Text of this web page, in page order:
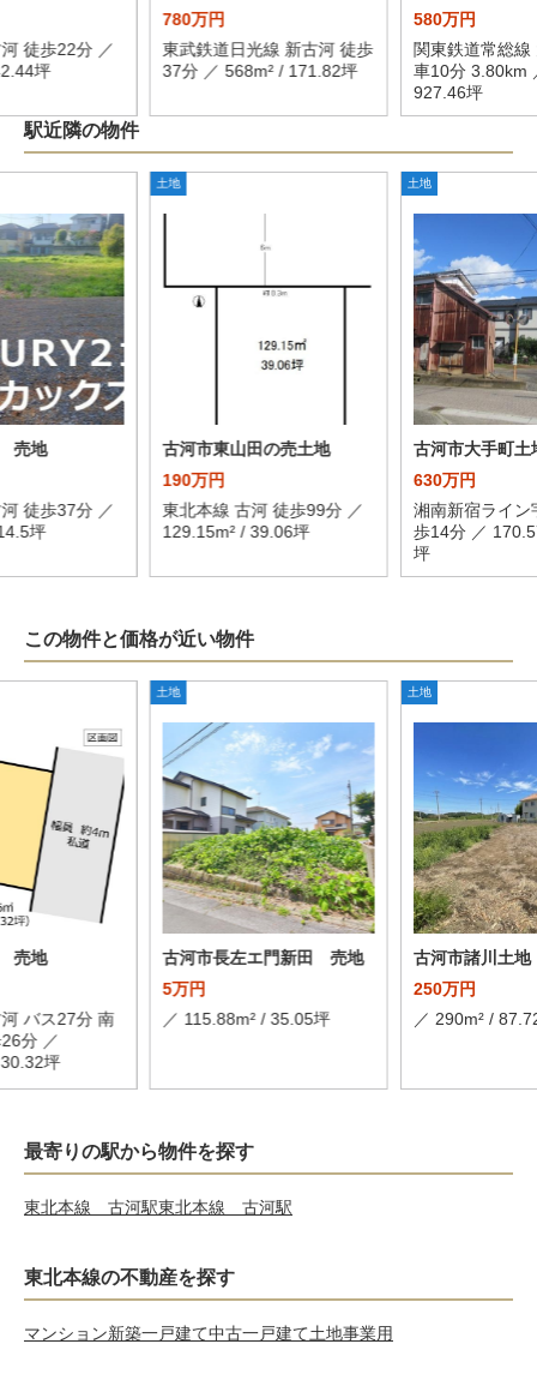
徒歩22分 ／
坪
780万円
東武鉄道日光線 新古河 徒歩
37分 ／ 568m² / 171.82坪
580万円
関東鉄道常総線
車10分 3.80km
927.46坪
駅近隣の物件
売地
徒歩37分 ／
坪
土地
古河市東山田の売土地
190万円
東北本線 古河 徒歩99分 ／
129.15m² / 39.06坪
土地
古河市大手町土
630万円
湘南新宿ライン
歩14分 ／
坪
この物件と価格が近い物件
売地
バス27分 南
分 ／
坪
土地
古河市長左エ門新田 売地
5万円
／ 115.88m² / 35.05坪
土地
古河市諸川土地
250万円
／ 290m² /
最寄りの駅から物件を探す
東北本線 古河駅東北本線 古河駅
東北本線の不動産を探す
マンション新築一戸建て中古一戸建て土地事業用